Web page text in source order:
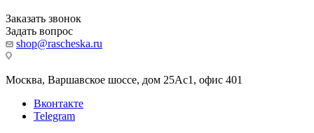
Заказать звонок
Задать вопрос
shop@rascheska.ru
Москва, Варшавское шоссе, дом 25Аc1, офис 401
Вконтакте
Telegram